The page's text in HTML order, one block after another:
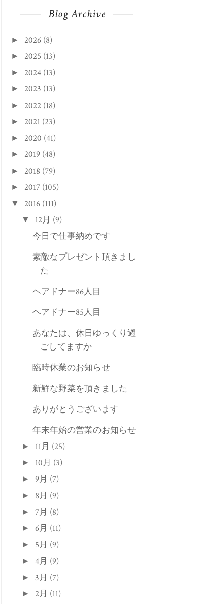
Blog Archive
► 2026 (8)
► 2025 (13)
► 2024 (13)
► 2023 (13)
► 2022 (18)
► 2021 (23)
► 2020 (41)
► 2019 (48)
► 2018 (79)
► 2017 (105)
▼ 2016 (111)
▼ 12月 (9)
今日で仕事納めです
素敵なプレゼント頂きまし
た
ヘアドナー86人目
ヘアドナー85人目
あなたは、休日ゆっくり過
ごしてますか
臨時休業のお知らせ
新鮮な野菜を頂きました
ありがとうございます
年末年始の営業のお知らせ
► 11月 (25)
► 10月 (3)
► 9月 (7)
► 8月 (9)
► 7月 (8)
► 6月 (11)
► 5月 (9)
► 4月 (9)
► 3月 (7)
► 2月 (11)